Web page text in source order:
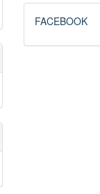
FB
FACEBOOK